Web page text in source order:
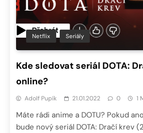
Netflix Seriály
Kde sledovat seriál DOTA:
online?
Adolf Pupík 21.01.2022 0 1
Máte rádi anime a DOTU? Pokud
bude nový seriál DOTA: Dračí krev